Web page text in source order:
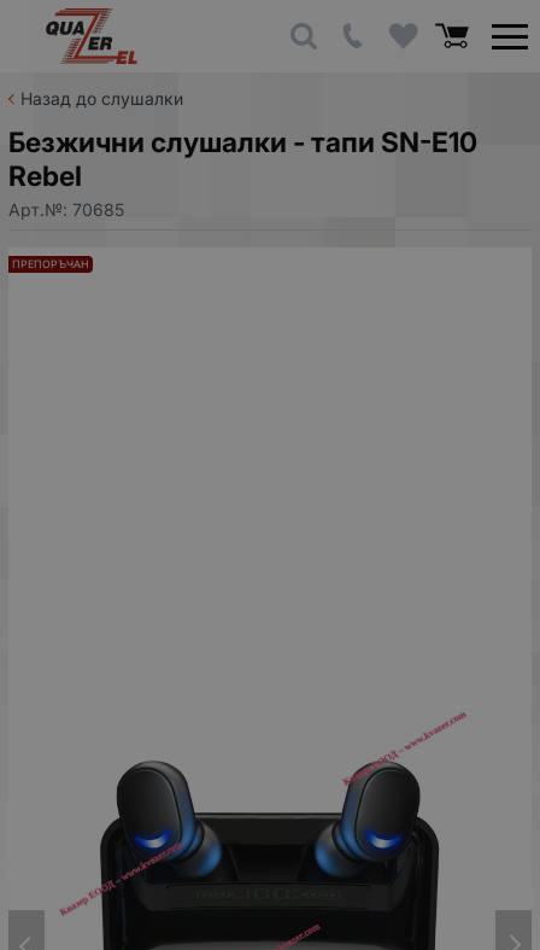
Назад до слушалки
Безжични слушалки - тапи SN-E10
Rebel
Арт.№: 70685
ПРЕПОРЪЧАН